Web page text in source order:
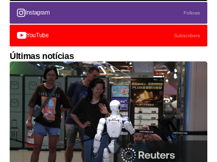
Instagram Follows
YouTube Subscribers
Últimas notícias